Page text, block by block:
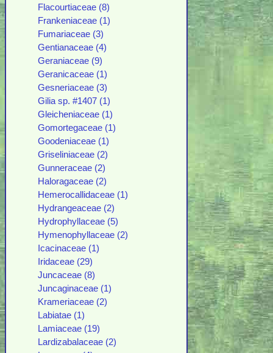
Flacourtiaceae (8)
Frankeniaceae (1)
Fumariaceae (3)
Gentianaceae (4)
Geraniaceae (9)
Geranicaceae (1)
Gesneriaceae (3)
Gilia sp. #1407 (1)
Gleicheniaceae (1)
Gomortegaceae (1)
Goodeniaceae (1)
Griseliniaceae (2)
Gunneraceae (2)
Haloragaceae (2)
Hemerocallidaceae (1)
Hydrangeaceae (2)
Hydrophyllaceae (5)
Hymenophyllaceae (2)
Icacinaceae (1)
Iridaceae (29)
Juncaceae (8)
Juncaginaceae (1)
Krameriaceae (2)
Labiatae (1)
Lamiaceae (19)
Lardizabalaceae (2)